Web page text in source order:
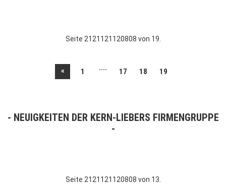
Seite 2121121120808 von 19.
« 1 .... 17 18 19
NEUIGKEITEN DER KERN-LIEBERS FIRMENGRUPPE
Seite 2121121120808 von 13.